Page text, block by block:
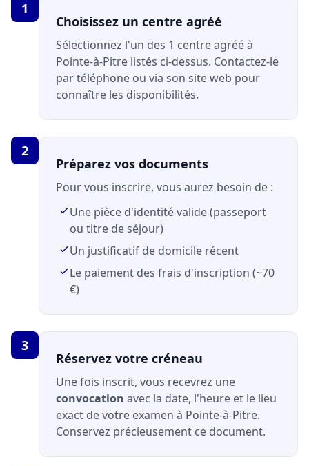
1
Choisissez un centre agréé
Sélectionnez l'un des 1 centre agréé à
Pointe-à-Pitre listés ci-dessus. Contactez-le
par téléphone ou via son site web pour
connaître les disponibilités.
2
Préparez vos documents
Pour vous inscrire, vous aurez besoin de :
Une pièce d'identité valide (passeport
ou titre de séjour)
Un justificatif de domicile récent
Le paiement des frais d'inscription (~70
€)
3
Réservez votre créneau
Une fois inscrit, vous recevrez une
convocation avec la date, l'heure et le lieu
exact de votre examen à Pointe-à-Pitre.
Conservez précieusement ce document.